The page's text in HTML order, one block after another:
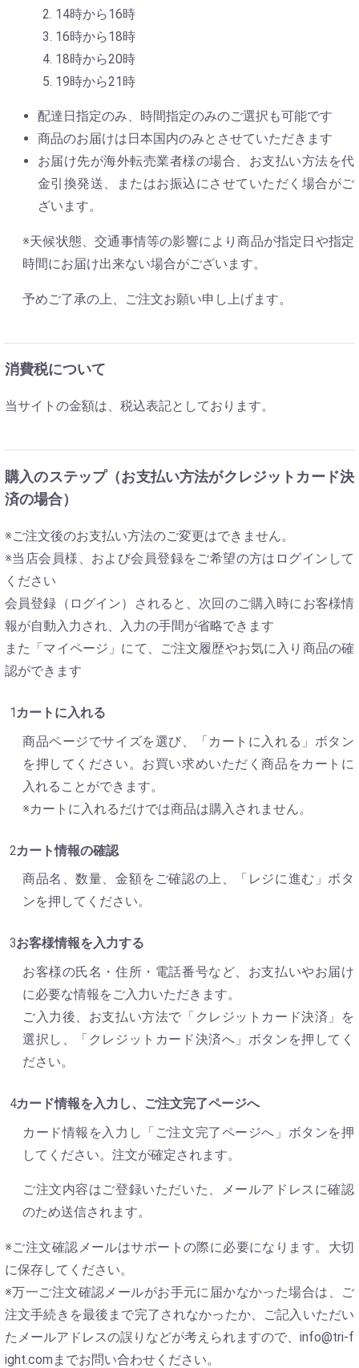
14時から16時
16時から18時
18時から20時
19時から21時
配達日指定のみ、時間指定のみのご選択も可能です
商品のお届けは日本国内のみとさせていただきます
お届け先が海外転売業者様の場合、お支払い方法を代
金引換発送、またはお振込にさせていただく場合がご
ざいます。
※天候状態、交通事情等の影響により商品が指定日や指定
時間にお届け出来ない場合がございます。
予めご了承の上、ご注文お願い申し上げます。
消費税について
当サイトの金額は、税込表記としております。
購入のステップ（お支払い方法がクレジットカード決
済の場合）
※ご注文後のお支払い方法のご変更はできません。
※当店会員様、および会員登録をご希望の方はログインして
ください
会員登録（ログイン）されると、次回のご購入時にお客様情
報が自動入力され、入力の手間が省略できます
また「マイページ」にて、ご注文履歴やお気に入り商品の確
認ができます
カートに入れる
商品ページでサイズを選び、「カートに入れる」ボタン
を押してください。お買い求めいただく商品をカートに
入れることができます。
※カートに入れるだけでは商品は購入されません。
カート情報の確認
商品名、数量、金額をご確認の上、「レジに進む」ボタ
ンを押してください。
お客様情報を入力する
お客様の氏名・住所・電話番号など、お支払いやお届け
に必要な情報をご入力いただきます。
ご入力後、お支払い方法で「クレジットカード決済」を
選択し、「クレジットカード決済へ」ボタンを押してく
ださい。
カード情報を入力し、ご注文完了ページへ
カード情報を入力し「ご注文完了ページへ」ボタンを押
してください。注文が確定されます。
ご注文内容はご登録いただいた、メールアドレスに確認
のため送信されます。
※ご注文確認メールはサポートの際に必要になります。大切
に保存してください。
※万一ご注文確認メールがお手元に届かなかった場合は、ご
注文手続きを最後まで完了されなかったか、ご記入いただい
たメールアドレスの誤りなどが考えられますので、info@tri-f
ight.comまでお問い合わせください。